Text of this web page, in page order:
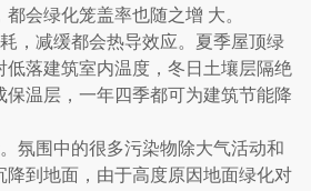
会绿化笼盖率也随之增 大。
，减缓都会热导效应。夏季屋顶绿
低落建筑室内温度，冬日土壤层隔绝
保温层，一年四季都可为建筑节能降
氛围中的很多污染物除大气活动和
降到地面，由于高度原因地面绿化对